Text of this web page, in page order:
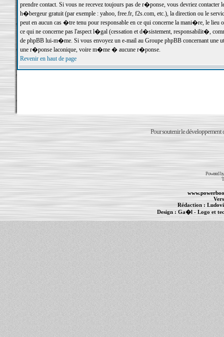
prendre contact. Si vous ne recevez toujours pas de r�ponse, vous devriez
h�bergeur gratuit (par exemple : yahoo, free.fr, f2s.com, etc.), la direction ou le
peut en aucun cas �tre tenu pour responsable en ce qui concerne la mani�re, le
ce qui ne concerne pas l'aspect l�gal (cessation et d�sistement, responsabilit�,
de phpBB lui-m�me. Si vous envoyez un e-mail au Groupe phpBB concernant une
une r�ponse laconique, voire m�me � aucune r�ponse.
Revenir en haut de page
Pour soutenir le développement
Powered
Rédaction :
Design :Ga�l- Logo et
Informations :